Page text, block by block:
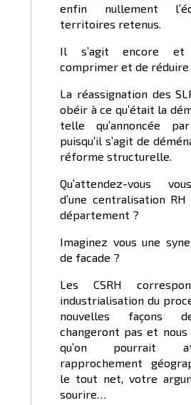
enfin nullement
territoires retenus.
Il s’agit encore et
comprimer et de réduire
La réassignation des
obéir à ce qu’était la
telle qu’annoncée
puisqu’il s’agit de
réforme structurelle.
Qu’attendez-vous
d’une centralisation
département ?
Imaginez vous une
de facade ?
Les CSRH
industrialisation du
nouvelles façons
changeront pas et nous
qu’on pourrait
rapprochement
le tout net, votre
sourire…